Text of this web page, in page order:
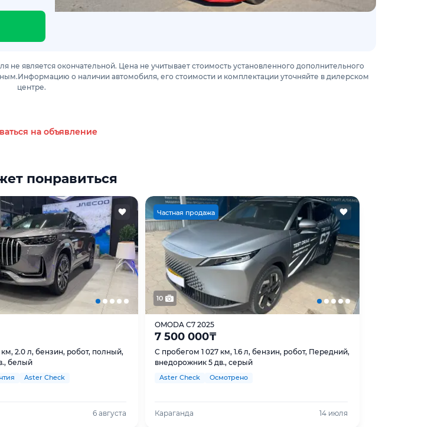
является окончательной. Цена не учитывает стоимость установленного дополнительного
о наличии автомобиля, его стоимости и комплектации уточняйте в дилерском
центре.
на объявление
понравиться
2.0 л, бензин, робот, полный,
белый
Aster Check
6 августа
Частная продажа
10
OMODA C7 2025
7 500 000₸
С пробегом 1 027 км, 1.6 л, бензин, робот, Передний,
внедорожник 5 дв., серый
Aster Check Осмотрено
Караганда 14 июля